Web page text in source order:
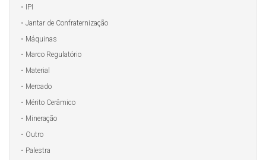
IPI
Jantar de Confraternização
Máquinas
Marco Regulatório
Material
Mercado
Mérito Cerâmico
Mineração
Outro
Palestra